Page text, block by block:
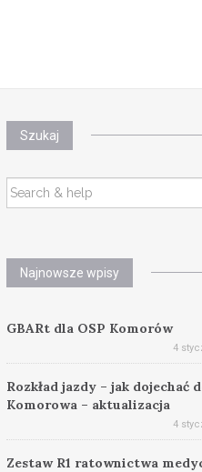
Szukaj
SEARCH
FOR:
Najnowsze wpisy
GBARt dla OSP Komorów
4
Rozkład jazdy – jak dojechać
Komorowa – aktualizacja
4
Zestaw R1 ratownictwa